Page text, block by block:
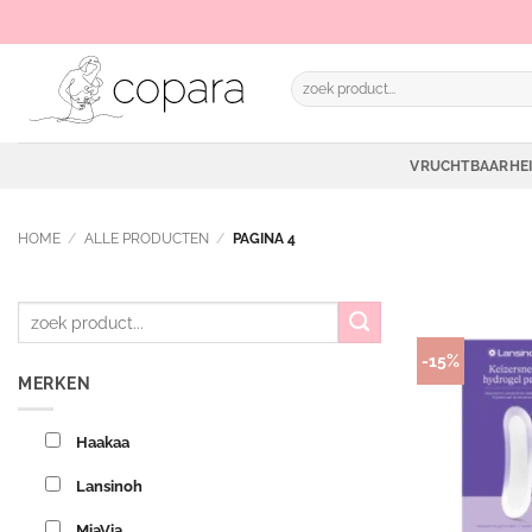
naar
Zoeken
naar:
HOME / ALLE PRODUCTEN / PAGINA 4
MERKEN
Haakaa
Lansinoh
-15%